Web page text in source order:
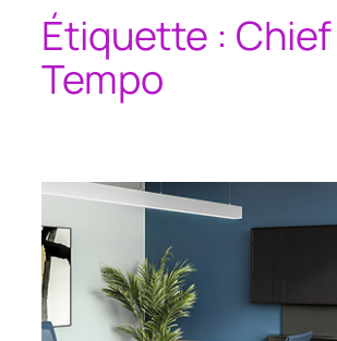
Étiquette : Chief
Tempo